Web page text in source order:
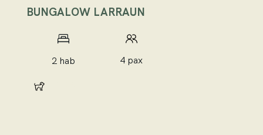
BUNGALOW LARRAUN
2 hab
4 pax